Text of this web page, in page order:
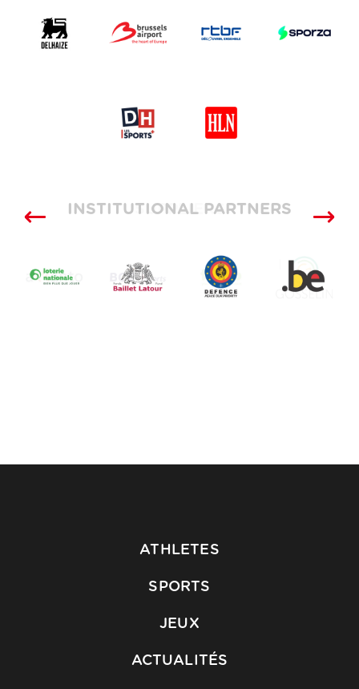
SUPPLIERS
INSTITUTIONAL PARTNERS
ATHLETES
SPORTS
JEUX
ACTUALITÉS